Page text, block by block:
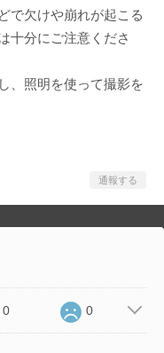
で欠けや崩れが起こる
十分にご注意くださ
、照明を使って撮影を
通報する
0 0